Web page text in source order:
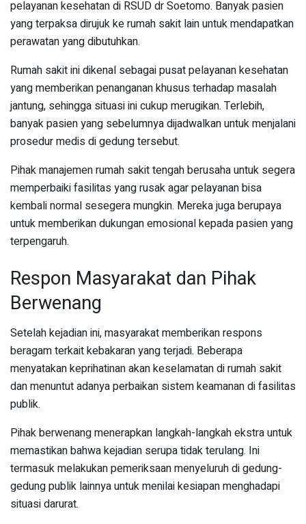
pelayanan kesehatan di RSUD dr Soetomo. Banyak pasien
yang terpaksa dirujuk ke rumah sakit lain untuk mendapatkan
perawatan yang dibutuhkan.
Rumah sakit ini dikenal sebagai pusat pelayanan kesehatan
yang memberikan penanganan khusus terhadap masalah
jantung, sehingga situasi ini cukup merugikan. Terlebih,
banyak pasien yang sebelumnya dijadwalkan untuk menjalani
prosedur medis di gedung tersebut.
Pihak manajemen rumah sakit tengah berusaha untuk segera
memperbaiki fasilitas yang rusak agar pelayanan bisa
kembali normal sesegera mungkin. Mereka juga berupaya
untuk memberikan dukungan emosional kepada pasien yang
terpengaruh.
Respon Masyarakat dan Pihak
Berwenang
Setelah kejadian ini, masyarakat memberikan respons
beragam terkait kebakaran yang terjadi. Beberapa
menyatakan keprihatinan akan keselamatan di rumah sakit
dan menuntut adanya perbaikan sistem keamanan di fasilitas
publik.
Pihak berwenang menerapkan langkah-langkah ekstra untuk
memastikan bahwa kejadian serupa tidak terulang. Ini
termasuk melakukan pemeriksaan menyeluruh di gedung-
gedung publik lainnya untuk menilai kesiapan menghadapi
situasi darurat.